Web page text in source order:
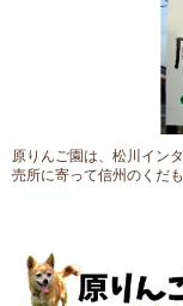
原りんご園は、松川イン
売所に寄って信州のくだ